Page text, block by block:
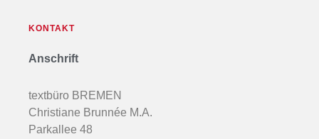
KONTAKT
Anschrift
textbüro BREMEN
Christiane Brunnée M.A.
Parkallee 48